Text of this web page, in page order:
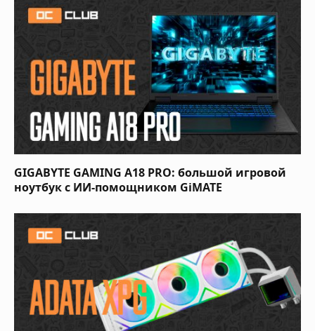
GIGABYTE GAMING A18 PRO: большой игровой
ноутбук с ИИ-помощником GiMATE